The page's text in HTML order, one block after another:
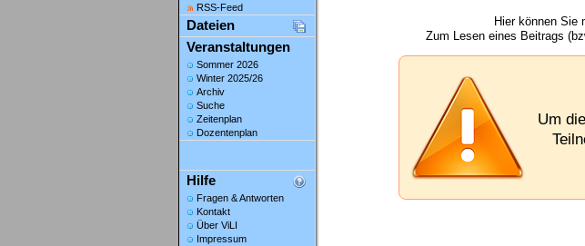
RSS-Feed
Dateien
Veranstaltungen
Sommer 2026
Winter 2025/26
Archiv
Suche
Zeitenplan
Dozentenplan
Hilfe
Fragen & Antworten
Kontakt
Über ViLI
Impressum
Hier können Sie
Zum Lesen eines Beitrags
Um